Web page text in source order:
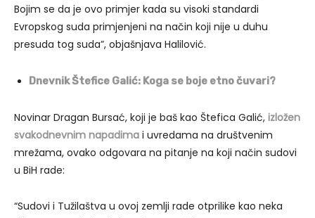
Bojim se da je ovo primjer kada su visoki standardi
Evropskog suda primjenjeni na način koji nije u duhu
presuda tog suda”, objašnjava Halilović.
Dnevnik Štefice Galić: Koga se boje etno čuvari?
Novinar Dragan Bursać, koji je baš kao Štefica Galić, izložen
svakodnevnim napadima i uvredama na društvenim
mrežama, ovako odgovara na pitanje na koji način sudovi
u BiH rade:
“Sudovi i Tužilaštva u ovoj zemlji rade otprilike kao neka